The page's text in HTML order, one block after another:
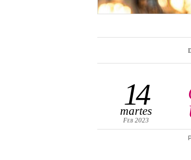
14
martes
Feb 2023